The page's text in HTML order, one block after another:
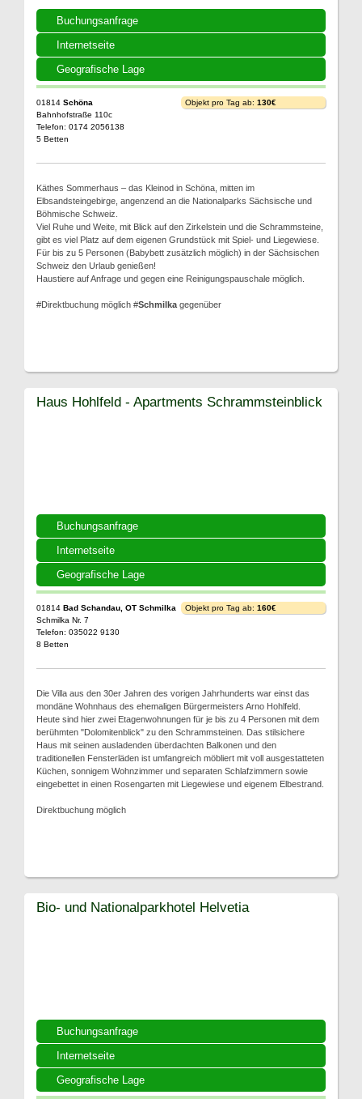
Buchungsanfrage
Internetseite
Geografische Lage
01814 Schöna
Bahnhofstraße 110c
Telefon: 0174 2056138
5 Betten
Objekt pro Tag ab: 130€
Käthes Sommerhaus – das Kleinod in Schöna, mitten im
Elbsandsteingebirge, angenzend an die Nationalparks Sächsische und
Böhmische Schweiz.
Viel Ruhe und Weite, mit Blick auf den Zirkelstein und die Schrammsteine,
gibt es viel Platz auf dem eigenen Grundstück mit Spiel- und Liegewiese.
Für bis zu 5 Personen (Babybett zusätzlich möglich) in der Sächsischen
Schweiz den Urlaub genießen!
Haustiere auf Anfrage und gegen eine Reinigungspauschale möglich.
#Direktbuchung möglich #Schmilka gegenüber
Buchungsanfrage
Internetseite
Geografische Lage
Haus Hohlfeld - Apartments Schrammsteinblick
01814 Bad Schandau, OT Schmilka
Schmilka Nr. 7
Telefon: 035022 9130
8 Betten
Objekt pro Tag ab: 160€
Die Villa aus den 30er Jahren des vorigen Jahrhunderts war einst das
mondäne Wohnhaus des ehemaligen Bürgermeisters Arno Hohlfeld.
Heute sind hier zwei Etagenwohnungen für je bis zu 4 Personen mit dem
berühmten "Dolomitenblick" zu den Schrammsteinen. Das stilsichere
Haus mit seinen ausladenden überdachten Balkonen und den
traditionellen Fensterläden ist umfangreich möbliert mit voll ausgestatteten
Küchen, sonnigem Wohnzimmer und separaten Schlafzimmern sowie
eingebettet in einen Rosengarten mit Liegewiese und eigenem Elbestrand.
Direktbuchung möglich
Buchungsanfrage
Internetseite
Geografische Lage
Bio- und Nationalparkhotel Helvetia